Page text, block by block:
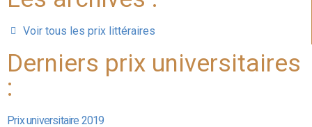
Voir tous les prix littéraires
Derniers prix universitaires
:
Prix universitaire 2019